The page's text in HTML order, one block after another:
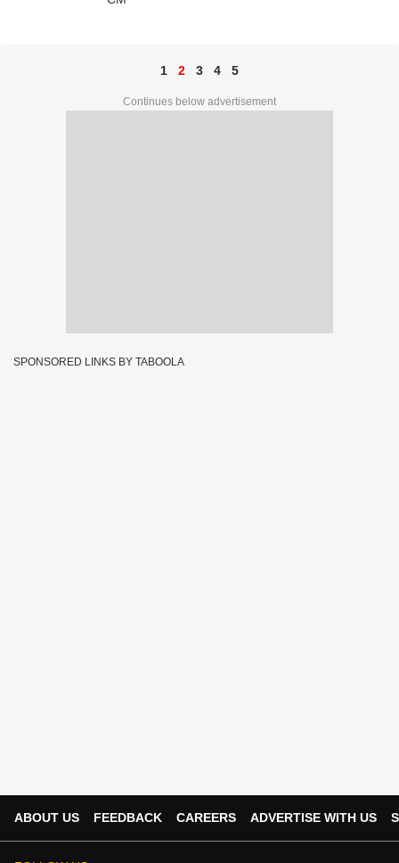
1 2 3 4 5
Continues below advertisement
SPONSORED LINKS BY TABOOLA
ABOUT US FEEDBACK CAREERS ADVERTISE WITH US